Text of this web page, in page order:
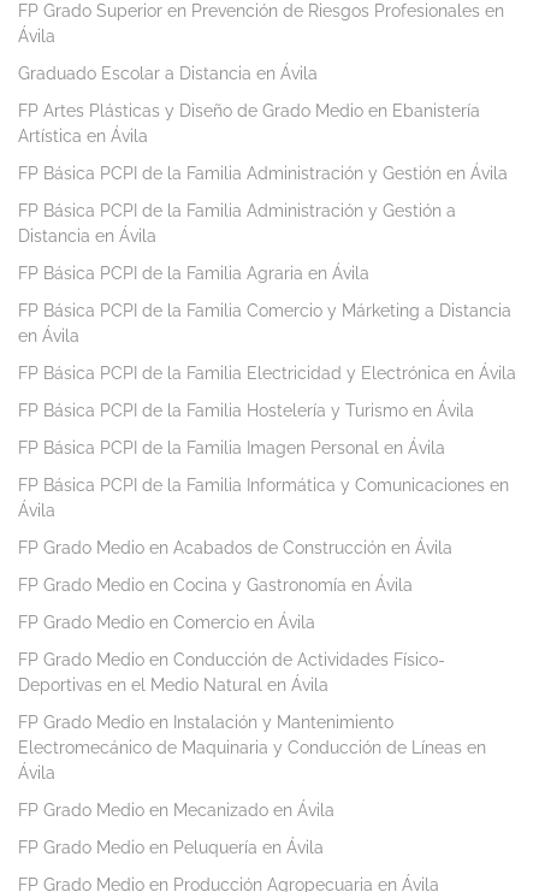
FP Grado Superior en Prevención de Riesgos Profesionales en
Ávila
Graduado Escolar a Distancia en Ávila
FP Artes Plásticas y Diseño de Grado Medio en Ebanistería
Artística en Ávila
FP Básica PCPI de la Familia Administración y Gestión en Ávila
FP Básica PCPI de la Familia Administración y Gestión a
Distancia en Ávila
FP Básica PCPI de la Familia Agraria en Ávila
FP Básica PCPI de la Familia Comercio y Márketing a Distancia
en Ávila
FP Básica PCPI de la Familia Electricidad y Electrónica en Ávila
FP Básica PCPI de la Familia Hostelería y Turismo en Ávila
FP Básica PCPI de la Familia Imagen Personal en Ávila
FP Básica PCPI de la Familia Informática y Comunicaciones en
Ávila
FP Grado Medio en Acabados de Construcción en Ávila
FP Grado Medio en Cocina y Gastronomía en Ávila
FP Grado Medio en Comercio en Ávila
FP Grado Medio en Conducción de Actividades Físico-
Deportivas en el Medio Natural en Ávila
FP Grado Medio en Instalación y Mantenimiento
Electromecánico de Maquinaria y Conducción de Líneas en
Ávila
FP Grado Medio en Mecanizado en Ávila
FP Grado Medio en Peluquería en Ávila
FP Grado Medio en Producción Agropecuaria en Ávila